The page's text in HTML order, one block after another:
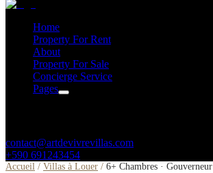
Home
Property For Rent
About
Property For Sale
Concierge Service
Pages
contact@artdevivrevillas.com
+590 691243454
Accueil / Villas à Louer / 6+ Chambres · Gouverneur